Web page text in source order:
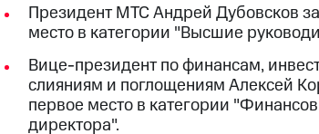
Президент МТС Андрей Дубовсков
место в категории "Высшие
Вице-президент по финансам,
слияниям и поглощениям Алексей
первое место в категории
директора".